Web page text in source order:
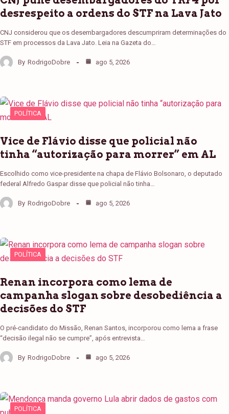
desrespeito a ordens do STF na Lava Jato
CNJ considerou que os desembargadores descumpriram determinações do
STF em processos da Lava Jato. Leia na Gazeta do…
By RodrigoDobre ago 5, 2026
POLÍTICA
Vice de Flávio disse que policial não
tinha “autorização para morrer” em AL
Escolhido como vice-presidente na chapa de Flávio Bolsonaro, o deputado
federal Alfredo Gaspar disse que policial não tinha…
By RodrigoDobre ago 5, 2026
POLÍTICA
Renan incorpora como lema de
campanha slogan sobre desobediência a
decisões do STF
O pré-candidato do Missão, Renan Santos, incorporou como lema a frase
“decisão ilegal não se cumpre”, após entrevista…
By RodrigoDobre ago 5, 2026
POLÍTICA